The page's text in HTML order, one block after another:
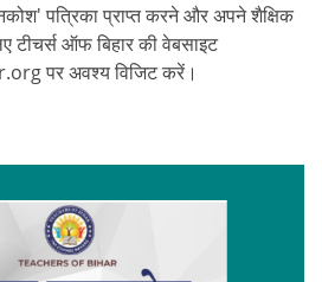
पत्रिका प्राप्त करने और अपने शैक्षिक
टीचर्स ऑफ बिहार की वेबसाइट
पर अवश्य विजिट करें।